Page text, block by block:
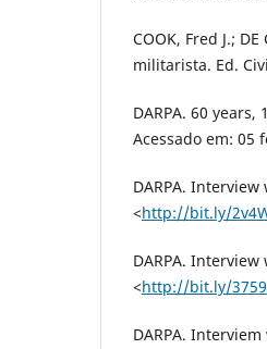
COOK, Fred J.;
militarista. Ed.
DARPA. 60
Acessado em: 05
DARPA.
<http://bit.ly/
DARPA.
<http://bit.ly/
DARPA.